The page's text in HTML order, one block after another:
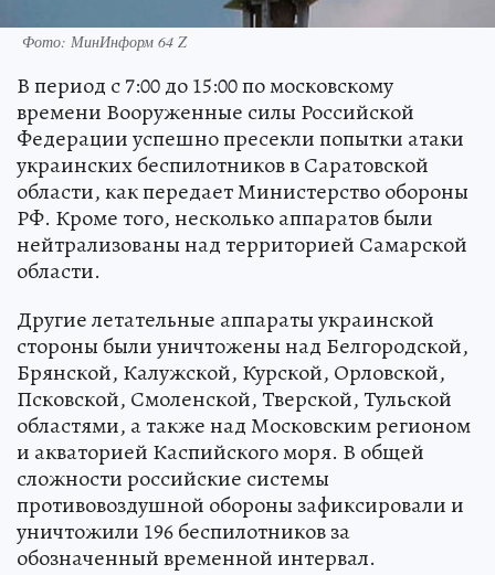
Фото: МинИнформ 64 Z
В период с 7:00 до 15:00 по московскому
времени Вооруженные силы Российской
Федерации успешно пресекли попытки атаки
украинских беспилотников в Саратовской
области, как передает Министерство обороны
РФ. Кроме того, несколько аппаратов были
нейтрализованы над территорией Самарской
области.
Другие летательные аппараты украинской
стороны были уничтожены над Белгородской,
Брянской, Калужской, Курской, Орловской,
Псковской, Смоленской, Тверской, Тульской
областями, а также над Московским регионом
и акваторией Каспийского моря. В общей
сложности российские системы
противовоздушной обороны зафиксировали и
уничтожили 196 беспилотников за
обозначенный временной интервал.